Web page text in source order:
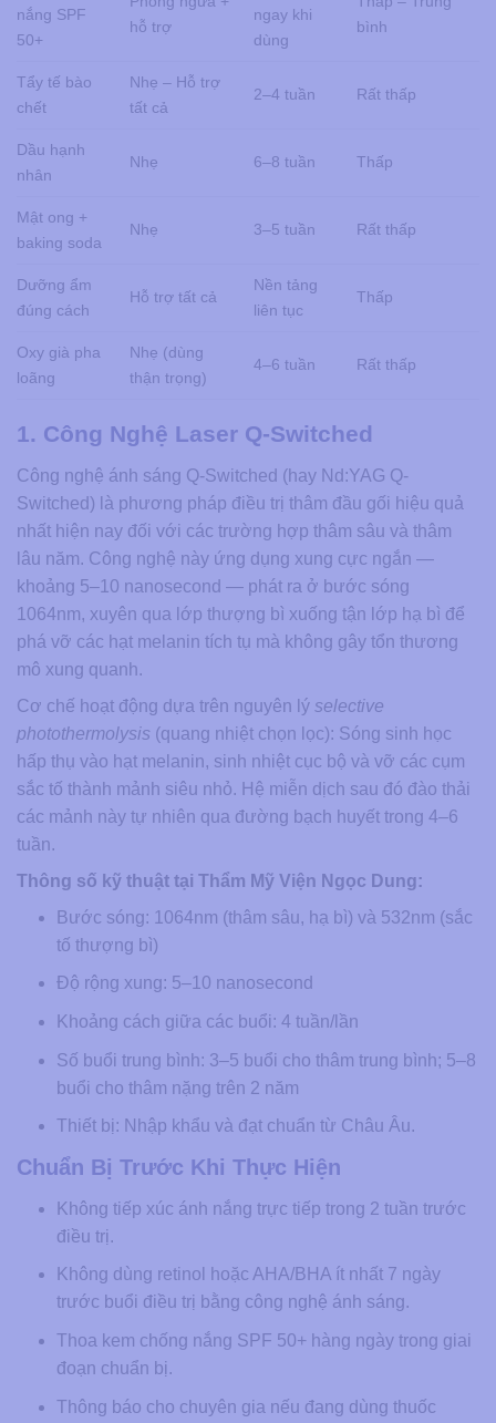
nắng SPF
50+
hỗ trợ
ngay khi
dùng
bình
Tẩy tế bào
chết
Nhẹ – Hỗ trợ
tất cả
2–4 tuần Rất thấp
Dầu hạnh
nhân
Nhẹ 6–8 tuần Thấp
Mật ong +
baking soda
Nhẹ 3–5 tuần Rất thấp
Dưỡng ẩm
đúng cách
Hỗ trợ tất cả
Nền tảng
liên tục
Thấp
Oxy già pha
loãng
Nhẹ (dùng
thận trọng)
4–6 tuần Rất thấp
1. Công Nghệ Laser Q-Switched
Công nghệ ánh sáng Q-Switched (hay Nd:YAG Q-
Switched) là phương pháp điều trị thâm đầu gối hiệu quả
nhất hiện nay đối với các trường hợp thâm sâu và thâm
lâu năm. Công nghệ này ứng dụng xung cực ngắn —
khoảng 5–10 nanosecond — phát ra ở bước sóng
1064nm, xuyên qua lớp thượng bì xuống tận lớp hạ bì để
phá vỡ các hạt melanin tích tụ mà không gây tổn thương
mô xung quanh.
Cơ chế hoạt động dựa trên nguyên lý selective
photothermolysis (quang nhiệt chọn lọc): Sóng sinh học
hấp thụ vào hạt melanin, sinh nhiệt cục bộ và vỡ các cụm
sắc tố thành mảnh siêu nhỏ. Hệ miễn dịch sau đó đào thải
các mảnh này tự nhiên qua đường bạch huyết trong 4–6
tuần.
Thông số kỹ thuật tại Thẩm Mỹ Viện Ngọc Dung:
Bước sóng: 1064nm (thâm sâu, hạ bì) và 532nm (sắc
tố thượng bì)
Độ rộng xung: 5–10 nanosecond
Khoảng cách giữa các buổi: 4 tuần/lần
Số buổi trung bình: 3–5 buổi cho thâm trung bình; 5–8
buổi cho thâm nặng trên 2 năm
Thiết bị: Nhập khẩu và đạt chuẩn từ Châu Âu.
Chuẩn Bị Trước Khi Thực Hiện
Không tiếp xúc ánh nắng trực tiếp trong 2 tuần trước
điều trị.
Không dùng retinol hoặc AHA/BHA ít nhất 7 ngày
trước buổi điều trị bằng công nghệ ánh sáng.
Thoa kem chống nắng SPF 50+ hàng ngày trong giai
đoạn chuẩn bị.
Thông báo cho chuyên gia nếu đang dùng thuốc